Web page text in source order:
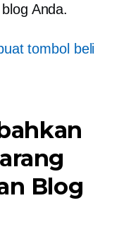
Anda.
tombol beli
Blog